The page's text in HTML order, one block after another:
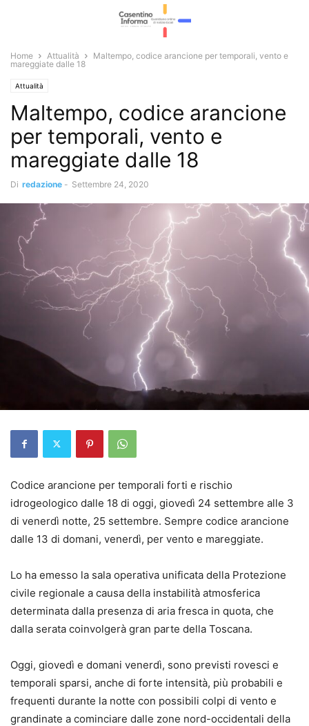
Home Attualità
Maltempo, codice arancione per temporali, vento e
mareggiate dalle 18
Attualità
Maltempo, codice arancione
per temporali, vento e
mareggiate dalle 18
Di redazione - Settembre 24, 2020
Codice arancione per temporali forti e rischio
idrogeologico dalle 18 di oggi, giovedì 24 settembre alle 3
di venerdì notte, 25 settembre. Sempre codice arancione
dalle 13 di domani, venerdì, per vento e mareggiate.
Lo ha emesso la sala operativa unificata della Protezione
civile regionale a causa della instabilità atmosferica
determinata dalla presenza di aria fresca in quota, che
dalla serata coinvolgerà gran parte della Toscana.
Oggi, giovedì e domani venerdì, sono previsti rovesci e
temporali sparsi, anche di forte intensità, più probabili e
frequenti durante la notte con possibili colpi di vento e
grandinate a cominciare dalle zone nord-occidentali della